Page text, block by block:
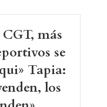
más
se
Tapia:
los